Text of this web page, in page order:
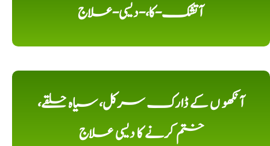
آتشک-کا،-دیسی-علاج
آنکھو ں کے ڈارک سرکل، سیاہ حلقے،
ختم کرنے کا دیسی علاج